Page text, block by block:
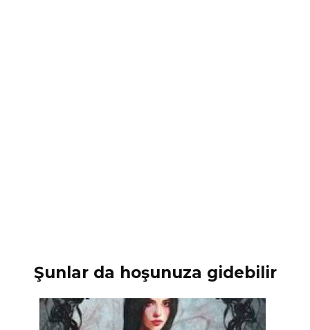
Şunlar da hoşunuza gidebilir